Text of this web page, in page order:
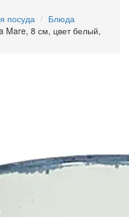
посуда
Блюда
Mare, 8 см, цвет белый,